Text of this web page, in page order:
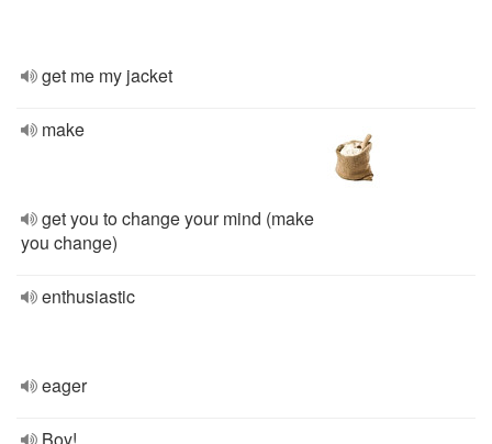
get me my jacket
make
get you to change your mind (make
you change)
enthusiastic
eager